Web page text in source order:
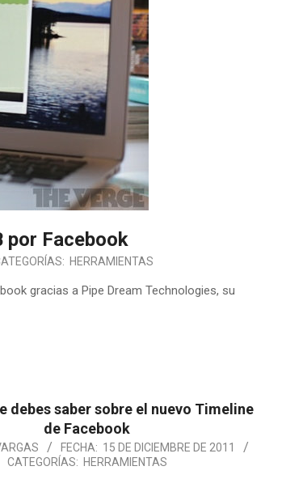
por Facebook
HERRAMIENTAS
gracias a Pipe Dream Technologies, su
debes saber sobre el nuevo Timeline
de Facebook
FECHA: 15 DE DICIEMBRE DE 2011
CATEGORÍAS: HERRAMIENTAS